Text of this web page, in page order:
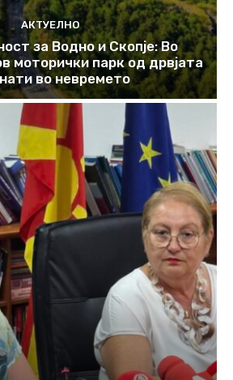
АКТУЕЛНО
за Водно и Скопје: Во
моторички парк од дрвјата
во невремето